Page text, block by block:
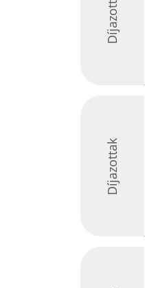
Díjazottak
Díjazottak